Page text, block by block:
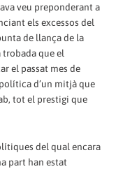
veu preponderant a
els excessos del
de llança de la
que el
el passat mes de
d’un mitjà que
tot el prestigi que
del qual encara
part han estat